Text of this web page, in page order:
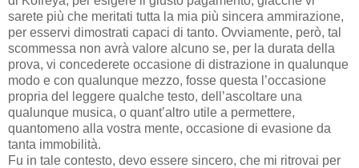
sarete più che meritati tutta la mia più sincera ammirazione,
per esservi dimostrati capaci di tanto. Ovviamente, però, tal
scommessa non avrà valore alcuno se, per la durata della
prova, vi concederete occasione di distrazione in qualunque
modo e con qualunque mezzo, fosse questa l’occasione
propria del leggere qualche testo, dell’ascoltare una
qualunque musica, o quant’altro utile a permettere,
quantomeno alla vostra mente, occasione di evasione da
tanta immobilità.
Fu in tale contesto, devo essere sincero, che mi ritrovai per